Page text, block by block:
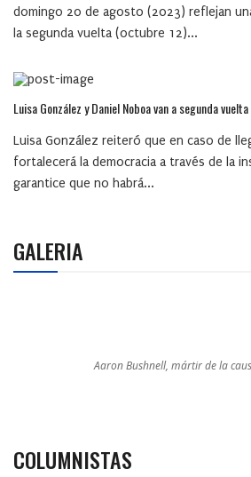
domingo 20 de agosto (2023) reflejan
la segunda vuelta (octubre 12)...
Luisa González y Daniel Noboa van a segunda
Luisa González reiteró que en caso de
fortalecerá la democracia a través de la
garantice que no habrá...
GALERIA
Aaron Bushnell, mártir de la
COLUMNISTAS